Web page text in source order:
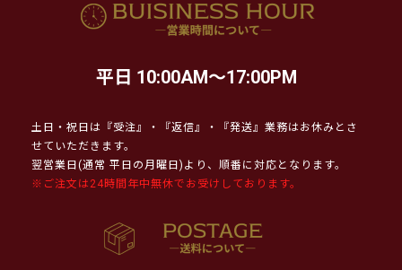
平日 10:00AM～17:00PM
土日・祝日は『受注』・『返信』・『発送』業務はお休みとさ
せていただきます。
翌営業日(通常 平日の月曜日)より、順番に対応となります。
※ご注文は24時間年中無休でお受けしております。